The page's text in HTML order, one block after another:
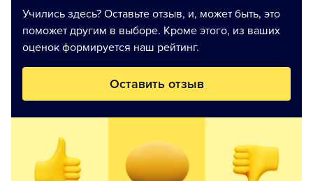
Учились здесь? Оставьте отзыв, и, может быть, это
поможет другим в выборе. Кроме этого, из ваших
оценок формируется наш рейтинг.
Оставить отзыв